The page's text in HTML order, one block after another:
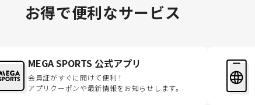
お得で便利なサービス
MEGA SPORTS 公式アプリ
会員証がすぐに開けて便利！
アプリクーポンや最新情報をお知らせします。